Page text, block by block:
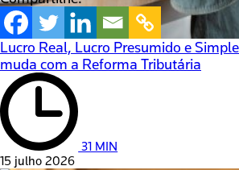
Lucro Real, Lucro Presumido e
muda com a Reforma Tributária
31 MIN
15 julho 2026